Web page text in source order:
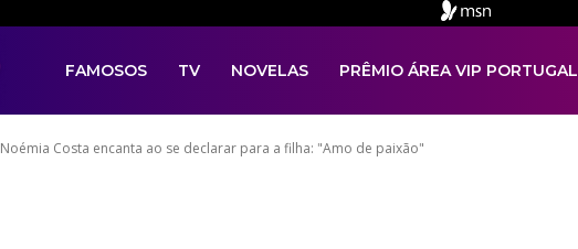
FAMOSOS TV NOVELAS PRÊMIO ÁREA VIP PORTUGAL
Noémia Costa encanta ao se declarar para a filha: "Amo de paixão"